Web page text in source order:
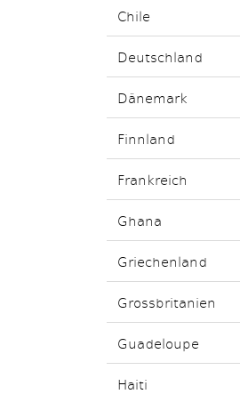
Chile
Deutschland
Dänemark
Finnland
Frankreich
Ghana
Griechenland
Grossbritanien
Guadeloupe
Haiti